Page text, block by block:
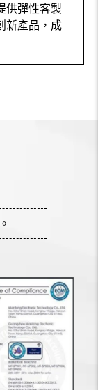
供彈性客製
新產品，成